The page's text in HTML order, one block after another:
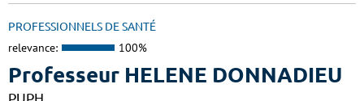
PROFESSIONNELS DE SANTÉ
relevance: 100%
Professeur HELENE DONNADIEU